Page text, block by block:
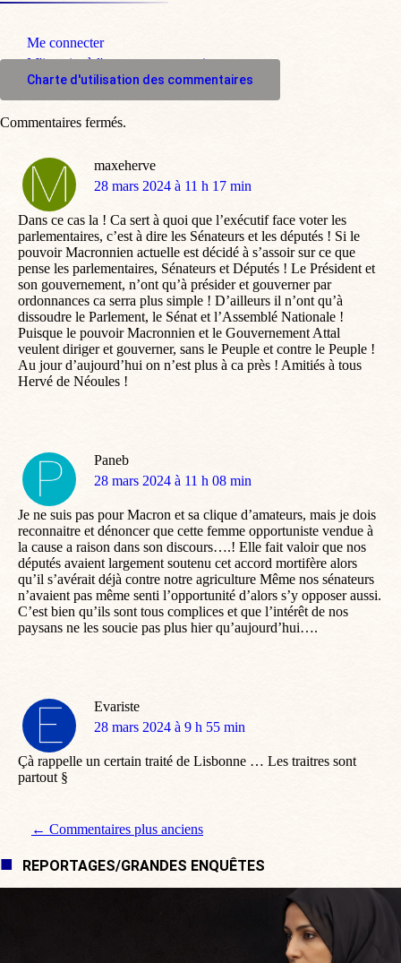
Me connecter
M'inscrire à l'espace commentaire
Charte d'utilisation des commentaires
maxeherve
dit
28 mars 2024 à 11 h 17 min
Dans ce cas la ! Ca sert à quoi que l’exécutif face voter les
parlementaires, c’est à dire les Sénateurs et les députés ! Si le
pouvoir Macronnien actuelle est décidé à s’assoir sur ce que
pense les parlementaires, Sénateurs et Députés ! Le Président et
son gouvernement, n’ont qu’à présider et gouverner par
ordonnances ca serra plus simple ! D’ailleurs il n’ont qu’à
dissoudre le Parlement, le Sénat et l’Assemblé Nationale !
Puisque le pouvoir Macronnien et le Gouvernement Attal
veulent diriger et gouverner, sans le Peuple et contre le Peuple !
Au jour d’aujourd’hui on n’est plus à ca près ! Amitiés à tous
Hervé de Néoules !
Paneb
dit
28 mars 2024 à 11 h 08 min
Je ne suis pas pour Macron et sa clique d’amateurs, mais je dois
reconnaitre et dénoncer que cette femme opportuniste vendue à
la cause a raison dans son discours….! Elle fait valoir que nos
députés avaient largement soutenu cet accord mortifère alors
qu’il s’avérait déjà contre notre agriculture Même nos sénateurs
n’avaient pas même senti l’opportunité d’alors s’y opposer aussi.
C’est bien qu’ils sont tous complices et que l’intérêt de nos
paysans ne les soucie pas plus hier qu’aujourd’hui….
Evariste
dit
28 mars 2024 à 9 h 55 min
Çà rappelle un certain traité de Lisbonne … Les traitres sont
partout §
Navigation de commentaire
← Commentaires plus anciens
Commentaires fermés.
REPORTAGES/GRANDES ENQUÊTES